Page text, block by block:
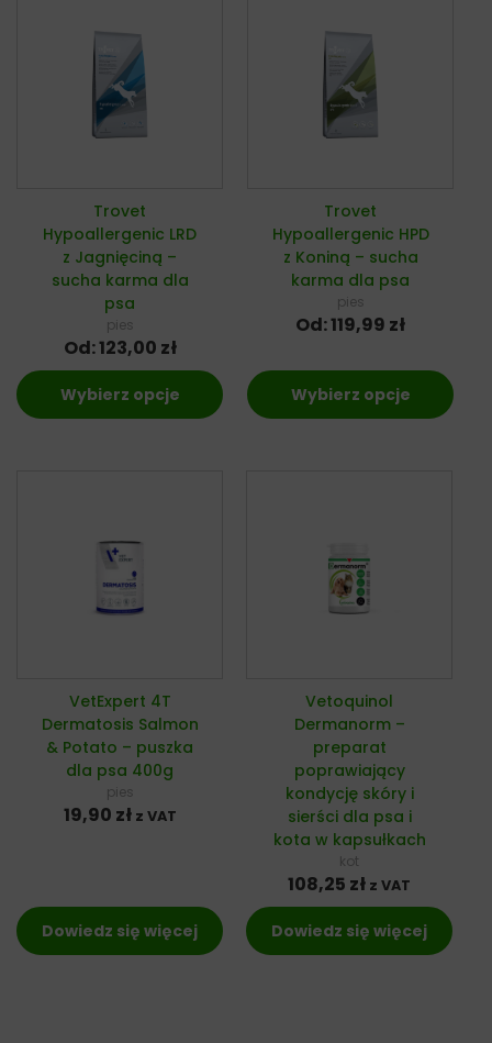
Trovet
Hypoallergenic LRD
z Jagnięciną –
sucha karma dla
psa
pies
Od:123,00 zł
Wybierz opcje
Trovet
Hypoallergenic HPD
z Koniną – sucha
karma dla psa
pies
Od:119,99 zł
Wybierz opcje
VetExpert 4T
Dermatosis Salmon
& Potato – puszka
dla psa 400g
pies
19,90 zł z VAT
Dowiedz się więcej
Vetoquinol
Dermanorm –
preparat
poprawiający
kondycję skóry i
sierści dla psa i
kota w kapsułkach
kot
108,25 zł z VAT
Dowiedz się więcej